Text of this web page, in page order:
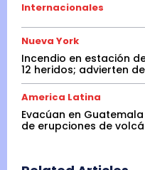
Internacionales
Nueva York
Incendio en estación
12 heridos; advierten
America Latina
Evacúan en
de erupciones de